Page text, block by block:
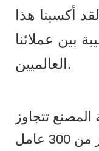
أكسبنا هذا
بين عملائنا
العالميين.
تتجاوز
215,000 قدم مربع، وأكثر من 300 عامل